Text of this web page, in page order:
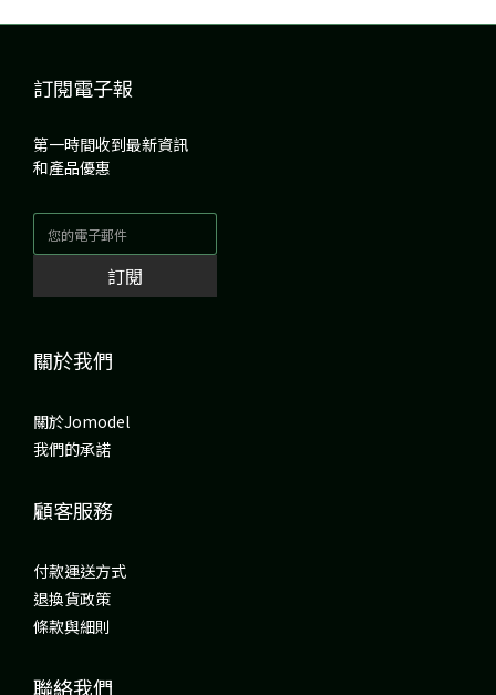
訂閱電子報
第一時間收到最新資訊
和產品優惠
訂閱
關於我們
關於Jomodel
我們的承諾
顧客服務
付款運送方式
退換貨政策
條款與細則
聯絡我們